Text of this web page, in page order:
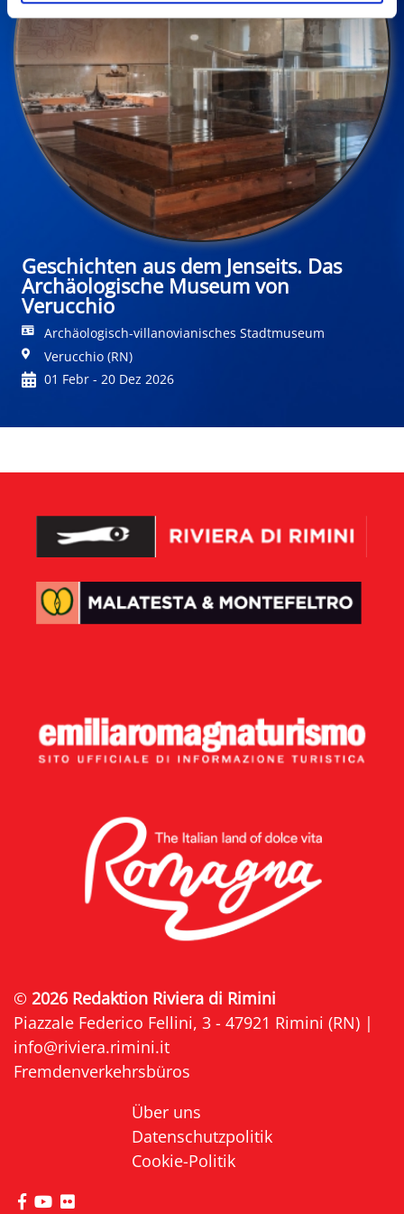
Geschichten aus dem Jenseits. Das
Archäologische Museum von
Verucchio
Archäologisch-villanovianisches Stadtmuseum
Verucchio (RN)
01 Febr - 20 Dez 2026
© 2026 Redaktion Riviera di Rimini
Piazzale Federico Fellini, 3 - 47921 Rimini (RN) |
info@riviera.rimini.it
Fremdenverkehrsbüros
Über uns
Datenschutzpolitik
Cookie-Politik
die Seite Facebook von Riviera di Rimini
die Seite YouTube von Riviera di Rimini
die Seite Flickr von Riviera di Rimini